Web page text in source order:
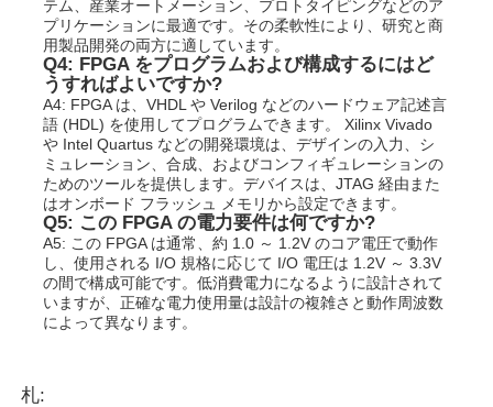
テム、産業オートメーション、プロトタイピングなどのア
プリケーションに最適です。その柔軟性により、研究と商
用製品開発の両方に適しています。
Q4: FPGA をプログラムおよび構成するにはど
うすればよいですか?
A4: FPGA は、VHDL や Verilog などのハードウェア記述言
語 (HDL) を使用してプログラムできます。 Xilinx Vivado
や Intel Quartus などの開発環境は、デザインの入力、シ
ミュレーション、合成、およびコンフィギュレーションの
ためのツールを提供します。デバイスは、JTAG 経由また
はオンボード フラッシュ メモリから設定できます。
Q5: この FPGA の電力要件は何ですか?
A5: この FPGA は通常、約 1.0 ～ 1.2V のコア電圧で動作
し、使用される I/O 規格に応じて I/O 電圧は 1.2V ～ 3.3V
の間で構成可能です。低消費電力になるように設計されて
いますが、正確な電力使用量は設計の複雑さと動作周波数
によって異なります。
札: